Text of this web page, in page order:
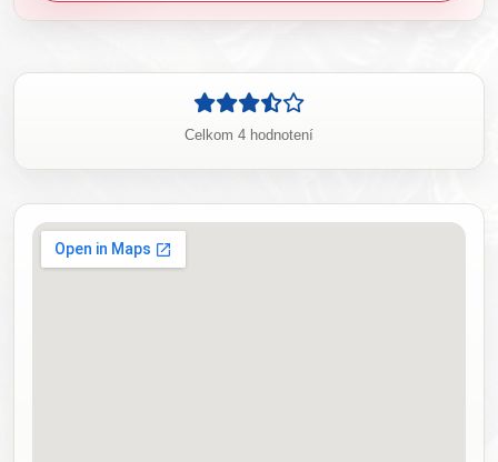
Celkom 4 hodnotení